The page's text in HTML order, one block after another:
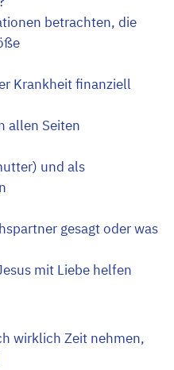
betrachten, die
Krankheit finanziell
allen Seiten
und als
gesagt oder was
mit Liebe helfen
wirklich Zeit nehmen,